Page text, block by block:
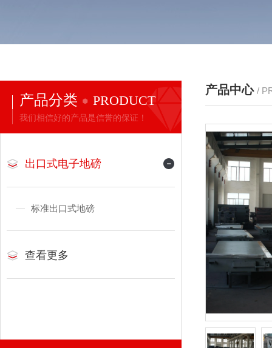
产品分类 PRODUCT
我们相信好的产品是信誉的保证！
出口式电子地磅
标准出口式地磅
查看更多
产品中心 /